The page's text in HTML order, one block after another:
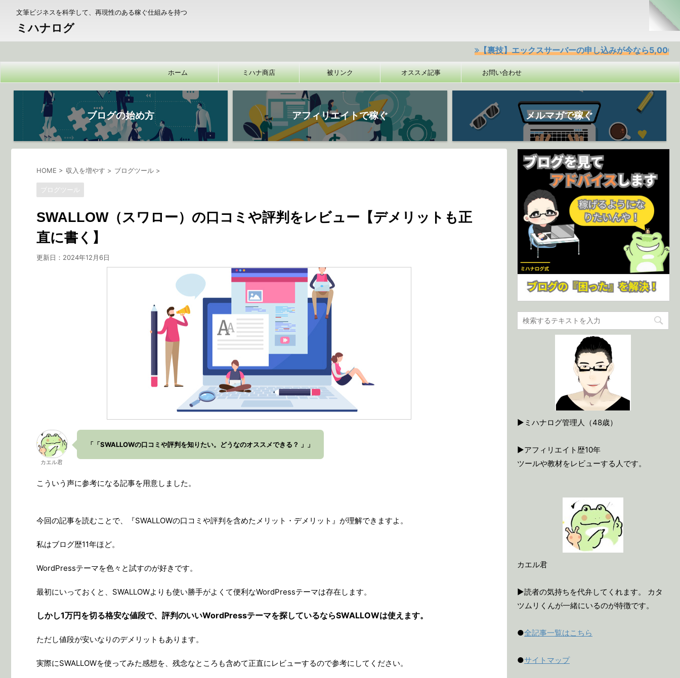
文筆ビジネスを科学して、再現性のある稼ぐ仕組みを持つ
ミハナログ
【裏技】エックスサーバーの申し込みが今なら5,000円offクー
ホーム ミハナ商店 被リンク オススメ記事 お問い合わせ
ブログの始め方 アフィリエイトで稼ぐ メルマガで稼ぐ
HOME > 収入を増やす > ブログツール >
ブログツール
SWALLOW（スワロー）の口コミや評判をレビュー【デメリットも正
直に書く】
更新日： 2024年12月6日
カエル君
「「SWALLOWの口コミや評判を知りたい。どうなのオススメできる？ 」」
こういう声に参考になる記事を用意しました。
今回の記事を読むことで、『SWALLOWの口コミや評判を含めたメリット・デメリット』が理解できますよ。
私はブログ歴11年ほど。
WordPressテーマを色々と試すのが好きです。
最初にいっておくと、SWALLOWよりも使い勝手がよくて便利なWordPressテーマは存在します。
しかし1万円を切る格安な値段で、評判のいいWordPressテーマを探しているならSWALLOWは使えます。
ただし値段が安いなりのデメリットもあります。
実際にSWALLOWを使ってみた感想を、残念なところも含めて正直にレビューするので参考にしてください。
▶ミハナログ管理人（48歳）
▶アフィリエイト歴10年
ツールや教材をレビューする人です。
カエル君
▶読者の気持ちを代弁してくれます。 カタ
ツムリくんが一緒にいるのが特徴です。
●全記事一覧はこちら
●サイトマップ